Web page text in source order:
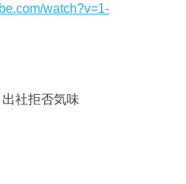
watch?v=1-
社拒否気味